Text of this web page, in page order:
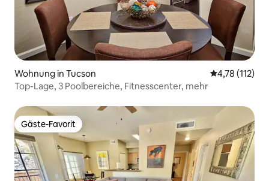
Wohnung in Tucson
4,78 (112)
Top-Lage, 3 Poolbereiche, Fitnesscenter, mehr
Gäste-Favorit
Gäste-Favorit